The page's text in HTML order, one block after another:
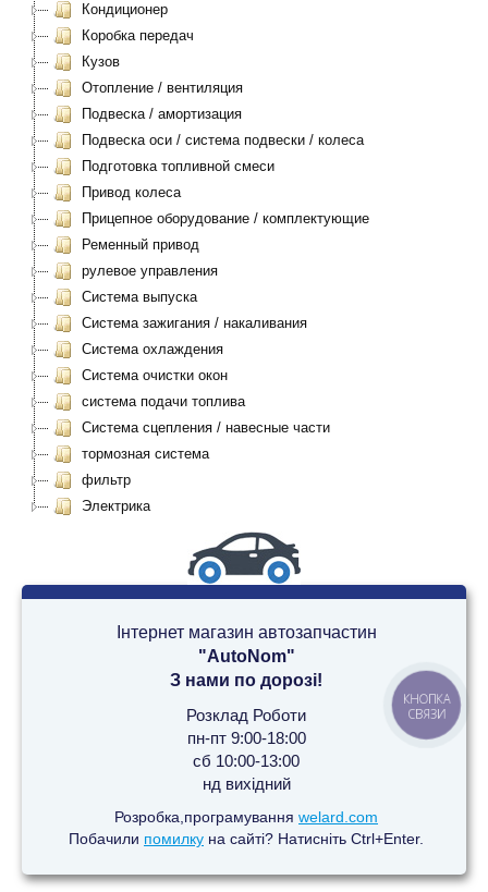
Кондиционер
Коробка передач
Кузов
Отопление / вентиляция
Подвеска / амортизация
Подвеска оси / система подвески / колеса
Подготовка топливной смеси
Привод колеса
Прицепное оборудование / комплектующие
Ременный привод
рулевое управления
Система выпуска
Система зажигания / накаливания
Система охлаждения
Система очистки окон
система подачи топлива
Система сцепления / навесные части
тормозная система
фильтр
Электрика
Інтернет магазин автозапчастин
"AutoNom"
З нами по дорозі!
Розклад Роботи
пн-пт 9:00-18:00
сб 10:00-13:00
нд вихідний
Розробка,програмування welard.com
Побачили помилку на сайті? Натисніть Ctrl+Enter.
КНОПКА
СВЯЗИ